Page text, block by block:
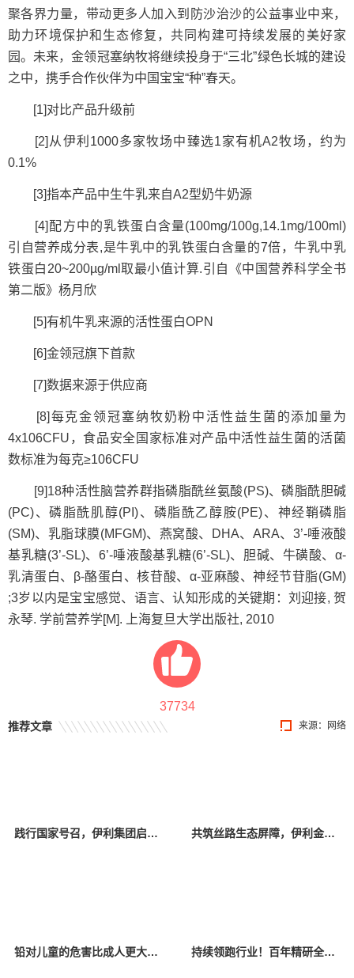
聚各界力量，带动更多人加入到防沙治沙的公益事业中来，
助力环境保护和生态修复，共同构建可持续发展的美好家
园。未来，金领冠塞纳牧将继续投身于“三北”绿色长城的建设
之中，携手合作伙伴为中国宝宝“种”春天。
[1]对比产品升级前
[2]从伊利1000多家牧场中臻选1家有机A2牧场，约为
0.1%
[3]指本产品中生牛乳来自A2型奶牛奶源
[4]配方中的乳铁蛋白含量(100mg/100g,14.1mg/100ml)
引自营养成分表,是牛乳中的乳铁蛋白含量的7倍，牛乳中乳
铁蛋白20~200µg/ml取最小值计算.引自《中国营养科学全书
第二版》杨月欣
[5]有机牛乳来源的活性蛋白OPN
[6]金领冠旗下首款
[7]数据来源于供应商
[8]每克金领冠塞纳牧奶粉中活性益生菌的添加量为
4x106CFU，食品安全国家标准对产品中活性益生菌的活菌
数标准为每克≥106CFU
[9]18种活性脑营养群指磷脂酰丝氨酸(PS)、磷脂酰胆碱
(PC)、磷脂酰肌醇(PI)、磷脂酰乙醇胺(PE)、神经鞘磷脂
(SM)、乳脂球膜(MFGM)、燕窝酸、DHA、ARA、3’-唾液酸
基乳糖(3’-SL)、6’-唾液酸基乳糖(6’-SL)、胆碱、牛磺酸、α-
乳清蛋白、β-酪蛋白、核苷酸、α-亚麻酸、神经节苷脂(GM)
;3岁以内是宝宝感觉、语言、认知形成的关键期：刘迎接, 贺
永琴. 学前营养学[M]. 上海复旦大学出版社, 2010
37734
来源：网络
推荐文章
践行国家号召，伊利集团启动16亿元生育补贴计划 共筑丝路生态屏障，伊利金领冠塞纳牧携手合作伙伴共赴张掖“种”春天
铅对儿童的危害比成人更大?做好预防从有机口粮开始 持续领跑行业！百年精研全面营养如何成就海普诺凯销量“长红”